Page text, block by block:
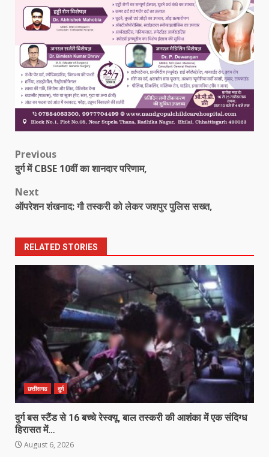
Post
navigation
Previous
दुर्ग में CBSE 10वीं का शानदार परिणाम,
Next
ऑपरेशन शंखनाद: गौ तस्करी को लेकर जशपुर पुलिस सख्त,
RELATED STORIES
छत्तीसगढ दुर्ग
दुर्ग बस स्टैंड से 16 बच्चे रेस्क्यू, बाल तस्करी की आशंका में एक संदिग्ध
हिरासत में…
August 6, 2026